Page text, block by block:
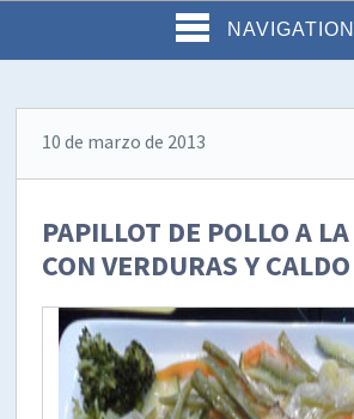
NAVIGATION
10 de marzo de 2013
PAPILLOT DE POLLO A
CON VERDURAS Y CALDO